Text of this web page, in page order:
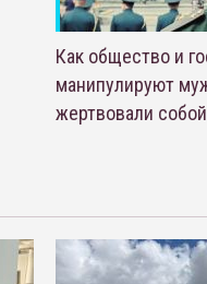
Как общество и
манипулируют
жертвовали собой